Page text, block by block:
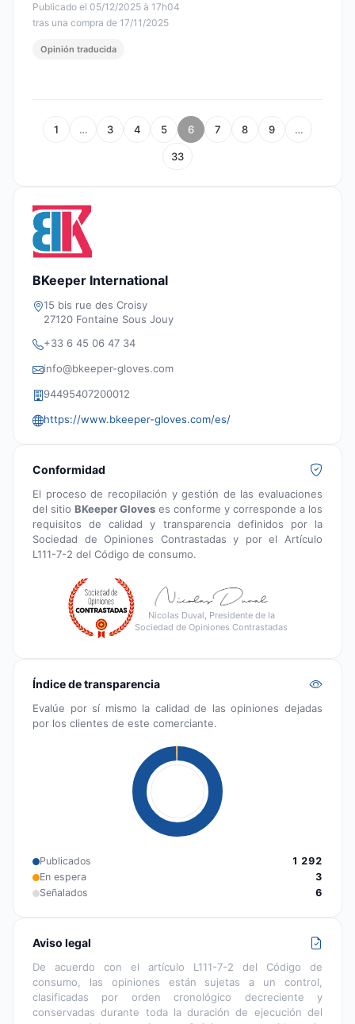
Publicado el 05/12/2025 à 17h04
tras una compra de 17/11/2025
Opinión traducida
1 … 3 4 5 6 7 8 9 …
33
BKeeper International
15 bis rue des Croisy
27120 Fontaine Sous Jouy
+33 6 45 06 47 34
info@bkeeper-gloves.com
94495407200012
https://www.bkeeper-gloves.com/es/
Conformidad
El proceso de recopilación y gestión de las evaluaciones
del sitio BKeeper Gloves es conforme y corresponde a los
requisitos de calidad y transparencia definidos por la
Sociedad de Opiniones Contrastadas y por el Artículo
L111-7-2 del Código de consumo.
Nicolas Duval, Presidente de la
Sociedad de Opiniones Contrastadas
Índice de transparencia
Evalúe por sí mismo la calidad de las opiniones dejadas
por los clientes de este comerciante.
Publicados
1 292
En espera
3
Señalados
6
Aviso legal
De acuerdo con el artículo L111-7-2 del Código de
consumo, las opiniones están sujetas a un control,
clasificadas por orden cronológico decreciente y
conservadas durante toda la duración de ejecución del